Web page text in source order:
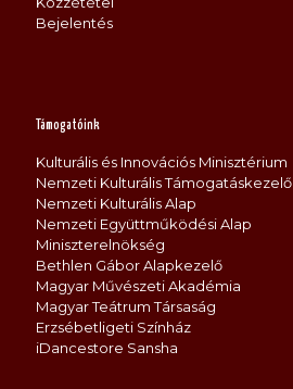
Bejelentés
Támogatóink
Kulturális és Innovációs Minisztérium
Nemzeti Kulturális Támogatáskezelő
Nemzeti Kulturális Alap
Nemzeti Együttműködési Alap
Miniszterelnökség
Bethlen Gábor Alapkezelő
Magyar Művészeti Akadémia
Magyar Teátrum Társaság
Erzsébetligeti Színház
iDancestore Sansha